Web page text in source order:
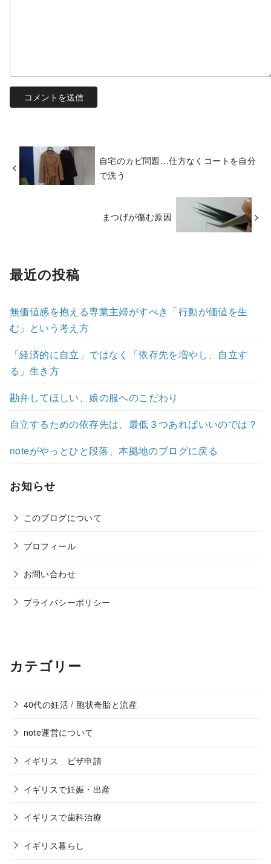
自宅のカビ問題…仕方なくコートを自分
で洗う
まつげが傷む原因
最近の投稿
無価値感を抱える専業主婦がすべき「行動が価値を生
む」という考え方
「経済的に自立」ではなく「依存先を増やし、自立す
る」生き方
勘弁してほしい、娘の服へのこだわり
自立するための依存先は、最低３つあればいいのでは？
noteがやっとひと段落、本拠地のブログに戻る
お知らせ
このブログについて
プロフィール
お問い合わせ
プライバシーポリシー
カテゴリー
40代の妊活 / 胞状奇胎と流産
note運営について
イギリス ビザ申請
イギリスで妊娠・出産
イギリスで歯科治療
イギリス暮らし